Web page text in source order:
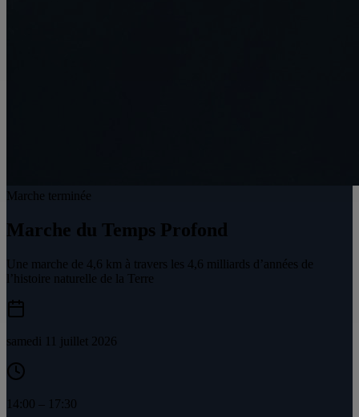
Marche terminée
Marche du Temps Profond
Une marche de 4,6 km à travers les 4,6 milliards d’années de
l’histoire naturelle de la Terre
samedi 11 juillet 2026
14:00 – 17:30